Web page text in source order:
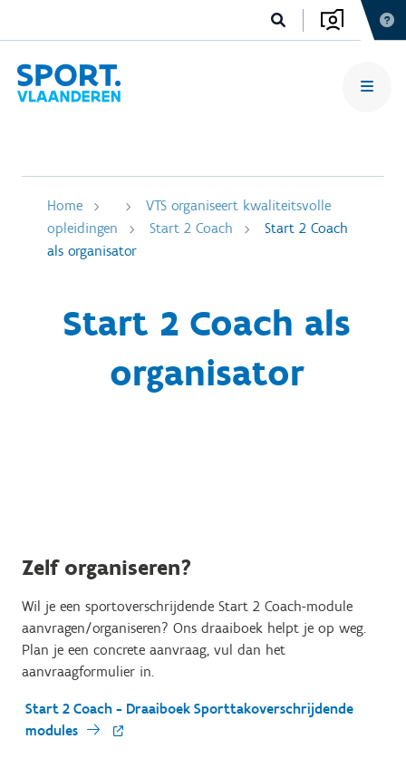
Home
VTS organiseert kwaliteitsvolle
opleidingen
Start 2 Coach
Start 2 Coach
als organisator
Start 2 Coach als
organisator
Zelf organiseren?
Wil je een sportoverschrijdende Start 2 Coach-module
aanvragen/organiseren? Ons draaiboek helpt je op weg.
Plan je een concrete aanvraag, vul dan het
aanvraagformulier in.
Start 2 Coach - Draaiboek Sporttakoverschrijdende
modules